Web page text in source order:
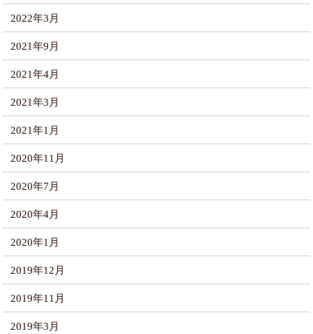
2022年3月
2021年9月
2021年4月
2021年3月
2021年1月
2020年11月
2020年7月
2020年4月
2020年1月
2019年12月
2019年11月
2019年3月